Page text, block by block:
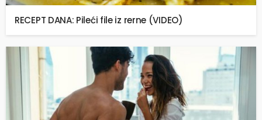
RECEPT DANA: Pileći file iz rerne (VIDEO)